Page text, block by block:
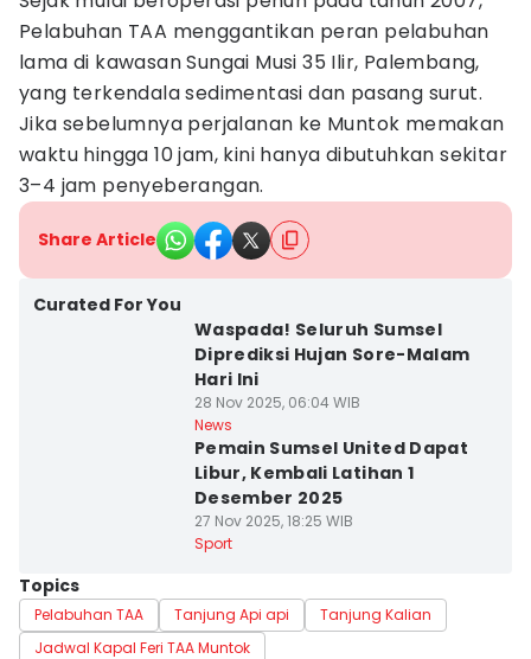
Pelabuhan TAA menggantikan peran pelabuhan
lama di kawasan Sungai Musi 35 Ilir, Palembang,
yang terkendala sedimentasi dan pasang surut.
Jika sebelumnya perjalanan ke Muntok memakan
waktu hingga 10 jam, kini hanya dibutuhkan sekitar
3–4 jam penyeberangan.
Share Article
Curated For You
Waspada! Seluruh Sumsel
Diprediksi Hujan Sore-Malam
Hari Ini
28 Nov 2025, 06:04 WIB
News
Pemain Sumsel United Dapat
Libur, Kembali Latihan 1
Desember 2025
27 Nov 2025, 18:25 WIB
Sport
Topics
Pelabuhan TAA Tanjung Api api
Tanjung Kalian
Jadwal Kapal Feri TAA Muntok